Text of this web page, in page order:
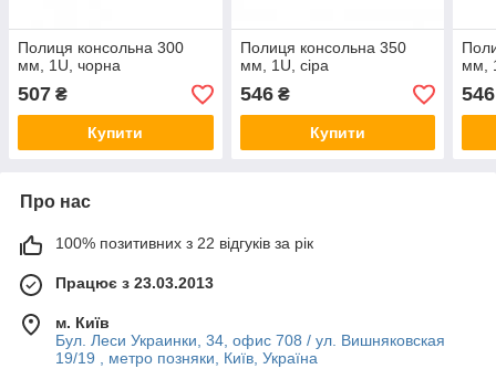
Полиця консольна 300
мм, 1U, чорна
507 ₴
Купити
Полиця консольна 350
мм, 1U, сіра
546₴
Купити
мм,
546
Про нас
100% позитивних з 22 відгуків за рік
Працює з 23.03.2013
м. Київ
Бул. Леси Украинки, 34, офис 708 / ул. Вишняковская
19/19 , метро позняки, Київ, Україна